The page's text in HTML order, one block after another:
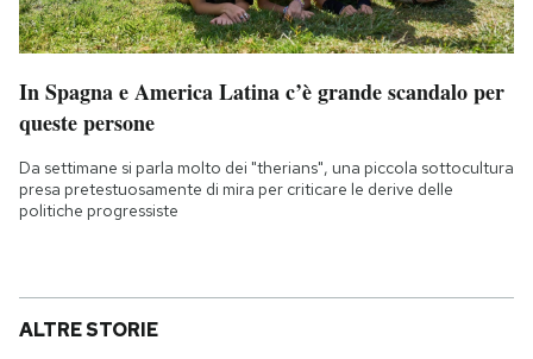
In Spagna e America Latina c’è grande scandalo per
queste persone
Da settimane si parla molto dei "therians", una piccola sottocultura
presa pretestuosamente di mira per criticare le derive delle
politiche progressiste
ALTRE STORIE